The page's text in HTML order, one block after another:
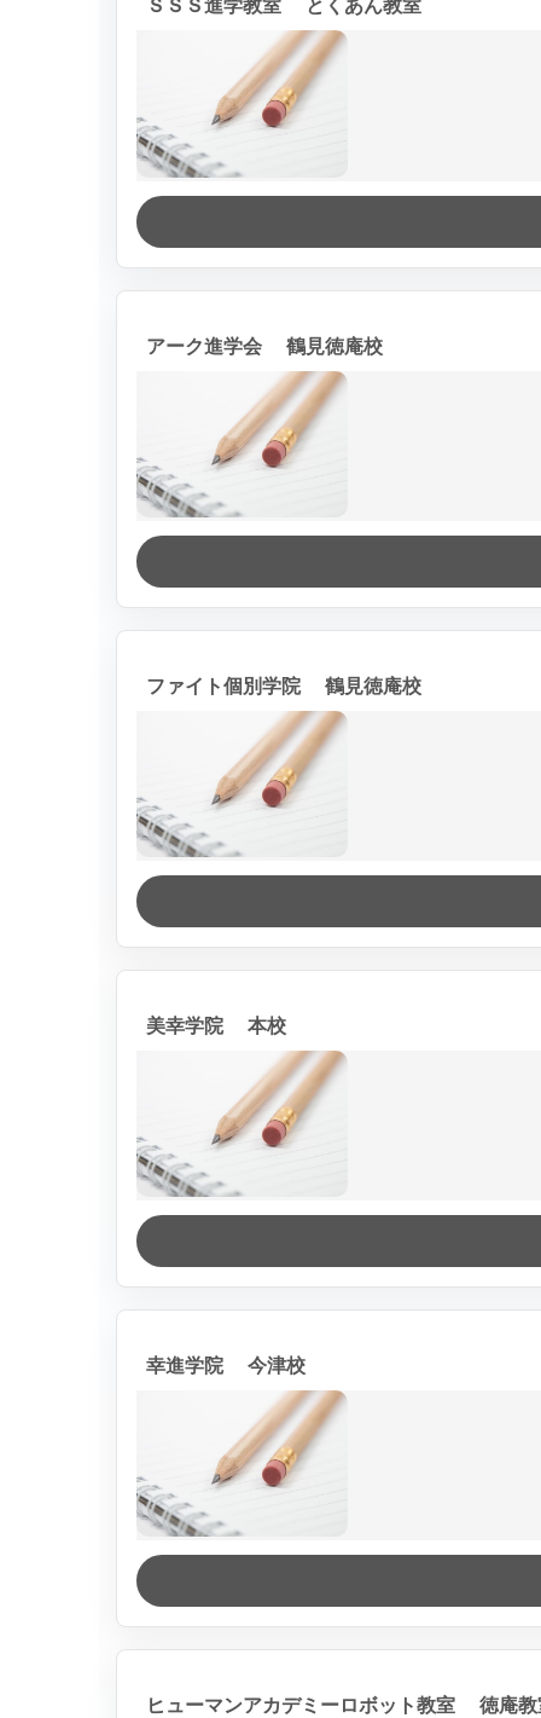
ＳＳＳ進学教室 とくあん教室
アーク進学会 鶴見徳庵校
ファイト個別学院 鶴見徳庵校
美幸学院 本校
幸進学院 今津校
ヒューマンアカデミーロボット教室 徳庵教